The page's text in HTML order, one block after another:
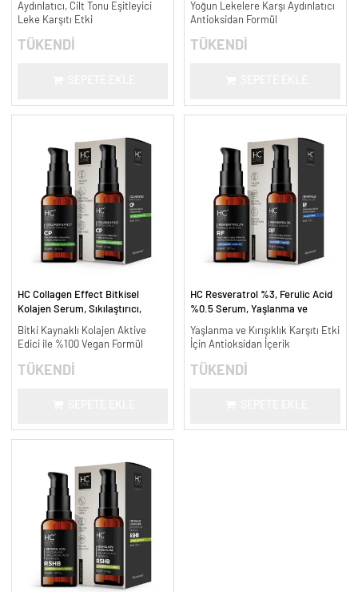
ml.
Aydınlatıcı, Cilt Tonu Eşitleyici
Leke Karşıtı Etki
TÜKENDİ
ml.
Yoğun Lekelere Karşı Aydınlatıcı
Antioksidan Formül
TÜKENDİ
HC Collagen Effect Bitkisel
Kolajen Serum, Sıkılaştırıcı,
Bitki Kaynaklı Kolajen Aktive
Edici ile %100 Vegan Formül
TÜKENDİ
HC Resveratrol %3, Ferulic Acid
%0.5 Serum, Yaşlanma ve
Yaşlanma ve Kırışıklık Karşıtı Etki
İçin Antioksidan İçerik
TÜKENDİ